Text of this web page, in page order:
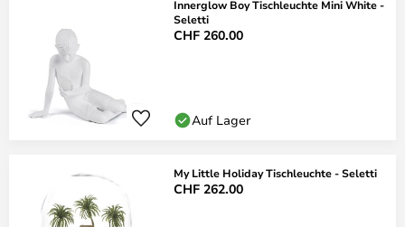
Innerglow Boy Tischleuchte Mini White -
Seletti
CHF 260.00
Auf Lager
My Little Holiday Tischleuchte - Seletti
CHF 262.00